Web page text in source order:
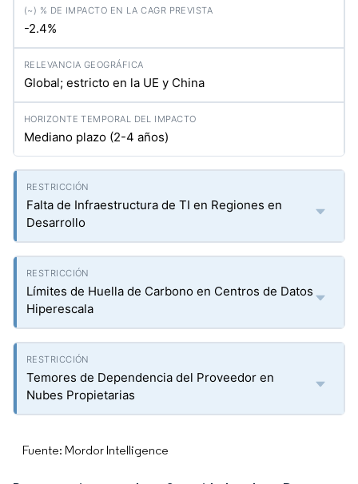
-2.4%
Global; estricto en la UE y China
Mediano plazo (2-4 años)
Falta de Infraestructura de TI en Regiones en
Desarrollo
Límites de Huella de Carbono en Centros de Datos
Hiperescala
Temores de Dependencia del Proveedor en
Nubes Propietarias
Fuente: Mordor Intelligence